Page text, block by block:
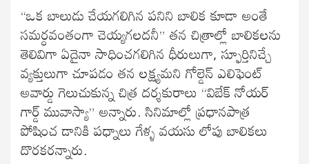
“ఒక బాలుడు చేయగలిగిన పనిని బాలిక కూడా అంతే
సమర్ధవంతంగా చెయ్యగలదనీ” తన చిత్రాల్లో బాలికలను
తెలివిగా ఏదైనా సాధించగలిగిన ధీరులుగా, స్ఫూర్తినిచ్చే
వ్యక్తులుగా చూపడం తన లక్ష్యమని గోల్డెన్ ఎలిఫెంట్
అవార్డు గెలుచుకున్న చిత్ర దర్శకురాలు “విబేక్ నోయర్
గార్డ్ మువాస్యా” అన్నారు. సినిమాల్లో ప్రధానపాత్ర
పోషించ డానికి పధ్నాలు గేళ్ళ వయసు లోపు బాలికలు
దొరకరన్నారు.